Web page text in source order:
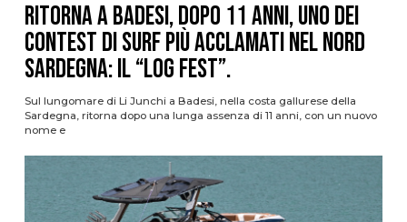
Ritorna a Badesi, dopo 11 anni, uno dei
contest di surf più acclamati nel nord
Sardegna: il “Log Fest”.
Sul lungomare di Li Junchi a Badesi, nella costa gallurese della
Sardegna, ritorna dopo una lunga assenza di 11 anni, con un nuovo
nome e